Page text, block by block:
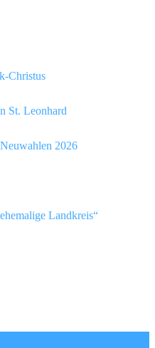
Christus
St. Leonhard
2026
Landkreis“